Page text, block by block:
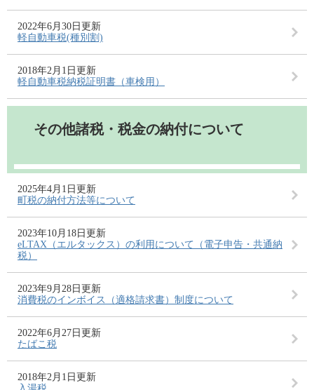
2022年6月30日更新
軽自動車税(種別割)
2018年2月1日更新
軽自動車税納税証明書（車検用）
その他諸税・税金の納付について
2025年4月1日更新
町税の納付方法等について
2023年10月18日更新
eLTAX（エルタックス）の利用について（電子申告・共通納
税）
2023年9月28日更新
消費税のインボイス（適格請求書）制度について
2022年6月27日更新
たばこ税
2018年2月1日更新